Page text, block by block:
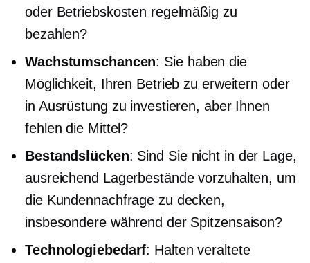
oder Betriebskosten regelmäßig zu
bezahlen?
Wachstumschancen: Sie haben die
Möglichkeit, Ihren Betrieb zu erweitern oder
in Ausrüstung zu investieren, aber Ihnen
fehlen die Mittel?
Bestandslücken: Sind Sie nicht in der Lage,
ausreichend Lagerbestände vorzuhalten, um
die Kundennachfrage zu decken,
insbesondere während der Spitzensaison?
Technologiebedarf: Halten veraltete